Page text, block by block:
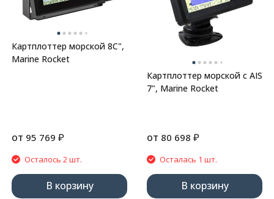
Картплоттер морской 8C",
Marine Rocket
от 95 769 ₽
Осталось 2 шт.
В корзину
Картплоттер морской с AIS
7", Marine Rocket
от 80 698 ₽
Осталась 1 шт.
В корзину